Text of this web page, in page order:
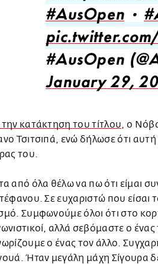
#AusOpen •
#AusOpen
January 29,
κατάκτηση του τίτλου , ο
Τσιτσιπά, ενώ δήλωσε ότι
του.
από όλα θέλω να πω ότι είμαι
Σε ευχαριστώ που είσαι
Συμφωνούμε όλοι ότι στο
αλλά σεβόμαστε ο ένας
ο ένας τον άλλο.
Ήταν μεγάλη μάχη Σίγουρα